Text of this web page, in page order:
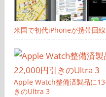
米国で初代iPhoneが携帯回
Apple Watch整備済製品に
きのUltra 3